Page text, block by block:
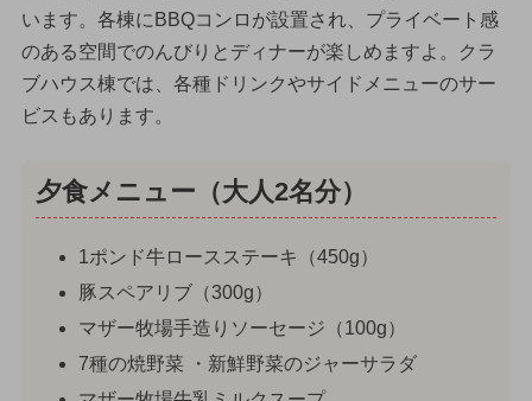
います。各棟にBBQコンロが設置され、プライベート感
のある空間でのんびりとディナーが楽しめますよ。クラ
ブハウス棟では、各種ドリンクやサイドメニューのサー
ビスもあります。
夕食メニュー（大人2名分）
1ポンド牛ロースステーキ（450g）
豚スペアリブ（300g）
マザー牧場手造りソーセージ（100g）
7種の焼野菜 ・新鮮野菜のジャーサラダ